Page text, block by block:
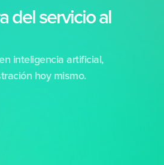
del servicio al
inteligencia artificial,
hoy mismo.